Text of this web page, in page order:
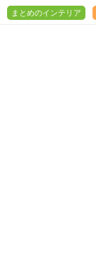
まとめのインテリア